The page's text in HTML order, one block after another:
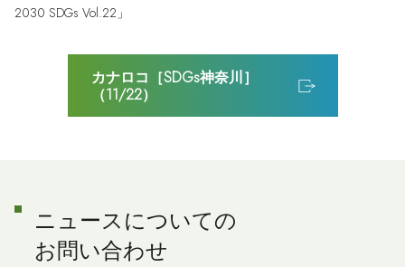
2030 SDGs Vol.22」
カナロコ［SDGs神奈川］
（11/22）
ニュースについての
お問い合わせ